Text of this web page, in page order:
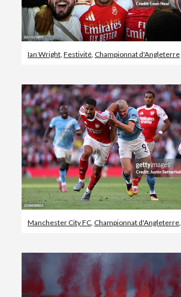
Ian Wright, Festivité, Championnat d'Angleterre
Manchester City FC, Championnat d'Angleterre,